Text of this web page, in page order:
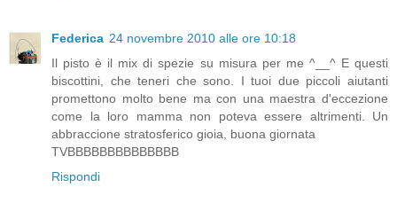
Federica 24 novembre 2010 alle ore 10:18
Il pisto è il mix di spezie su misura per me ^__^ E questi
biscottini, che teneri che sono. I tuoi due piccoli aiutanti
promettono molto bene ma con una maestra d'eccezione
come la loro mamma non poteva essere altrimenti. Un
abbraccione stratosferico gioia, buona giornata
TVBBBBBBBBBBBBBB
Rispondi